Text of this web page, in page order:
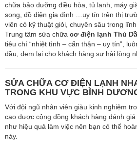
chữa bảo dưỡng điều hòa, tủ lạnh, máy
song, đồ điện gia đình …uy tín trên thị
viên có kỹ thuật giỏi, chuyên sâu trong
Trung tâm sửa chữa cơ điện lạnh Thủ
tiêu chí “nhiệt tình – cẩn thận – uy tín”,
đầu, đem lại cho khách hàng sự hài lòng
SỬA CHỮA CƠ ĐIỆN LẠNH
TRONG KHU VỰC BÌNH
Với đội ngũ nhân viên giàu kinh nghiệm
cao được cộng đồng khách hàng đánh
như hiệu quả làm việc nên bạn có thể
này.